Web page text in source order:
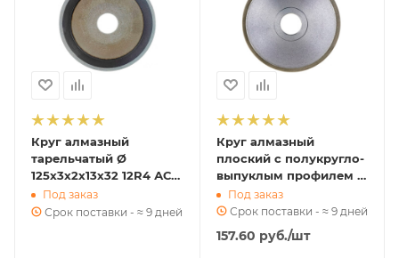
Круг алмазный
тарельчатый Ø
125х3х2х13х32 12R4 АС 4
100/80 В2-01 12 к ГОСТ
16176-82
Под заказ
Срок поставки - ≈ 9 дней
Круг алмазный
плоский с полукругло-
выпуклым профилем Ø
125х8х4х4х32 1FF1X АС 6
160/125 В2-01 ГОСТ
Под заказ
Срок поставки - ≈ 9 дней
157.60 руб./шт